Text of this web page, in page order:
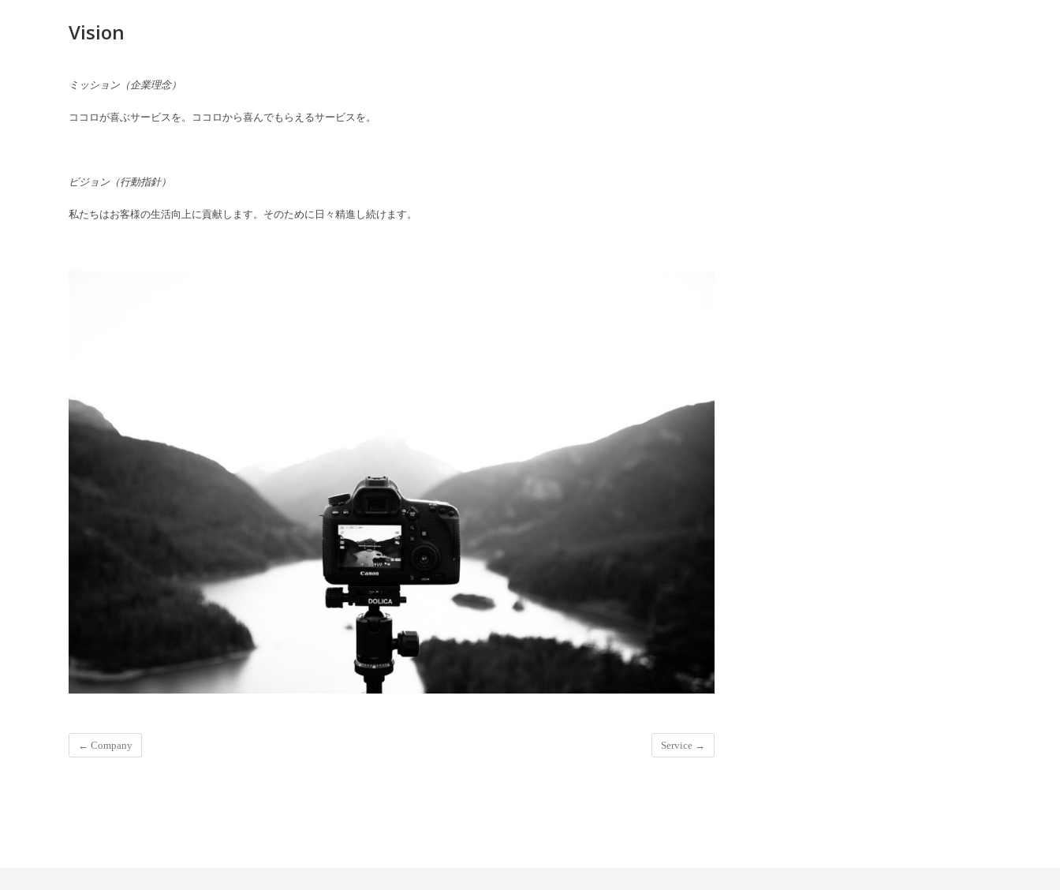
Vision
ミッション（企業理念）
ココロが喜ぶサービスを。ココロから喜んでもらえるサービスを。
ビジョン（行動指針）
私たちはお客様の生活向上に貢献します。そのために日々精進し続けます。
← Company Service →